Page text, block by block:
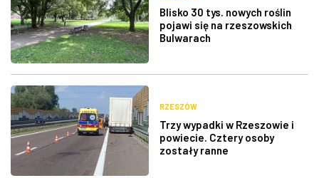
Blisko 30 tys. nowych roślin
pojawi się na rzeszowskich
Bulwarach
RZESZÓW
Trzy wypadki w Rzeszowie i
powiecie. Cztery osoby
zostały ranne